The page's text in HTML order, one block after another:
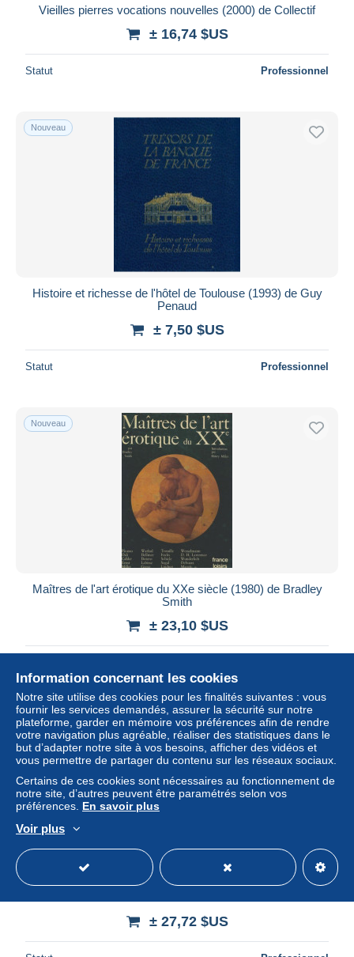
Vieilles pierres vocations nouvelles (2000) de Collectif
± 16,74 $US
Statut Professionnel
Nouveau
Histoire et richesse de l'hôtel de Toulouse (1993) de Guy
Penaud
± 7,50 $US
Statut Professionnel
Nouveau
Maîtres de l'art érotique du XXe siècle (1980) de Bradley
Smith
± 23,10 $US
Nouveau
Les français sous le second empire (2006) de Thierry
± 27,72 $US
Information concernant les cookies
Notre site utilise des cookies pour les finalités suivantes : vous
fournir les services demandés, assurer la sécurité sur notre
plateforme, garder en mémoire vos préférences afin de rendre
votre navigation plus agréable, réaliser des statistiques dans le
but d’adapter notre site à vos besoins, afficher des vidéos et
vous permettre de partager du contenu sur les réseaux sociaux.
Certains de ces cookies sont nécessaires au fonctionnement de
notre site, d’autres peuvent être paramétrés selon vos
préférences. En savoir plus
Voir plus